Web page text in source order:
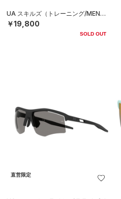
UA スキルズ（トレーニング/MEN）
￥19,800
SOLD OUT
直営限定